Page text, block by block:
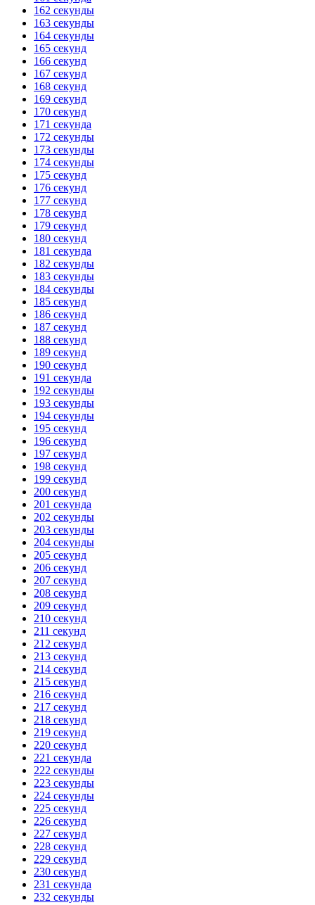
162 секунды
163 секунды
164 секунды
165 секунд
166 секунд
167 секунд
168 секунд
169 секунд
170 секунд
171 секунда
172 секунды
173 секунды
174 секунды
175 секунд
176 секунд
177 секунд
178 секунд
179 секунд
180 секунд
181 секунда
182 секунды
183 секунды
184 секунды
185 секунд
186 секунд
187 секунд
188 секунд
189 секунд
190 секунд
191 секунда
192 секунды
193 секунды
194 секунды
195 секунд
196 секунд
197 секунд
198 секунд
199 секунд
200 секунд
201 секунда
202 секунды
203 секунды
204 секунды
205 секунд
206 секунд
207 секунд
208 секунд
209 секунд
210 секунд
211 секунд
212 секунд
213 секунд
214 секунд
215 секунд
216 секунд
217 секунд
218 секунд
219 секунд
220 секунд
221 секунда
222 секунды
223 секунды
224 секунды
225 секунд
226 секунд
227 секунд
228 секунд
229 секунд
230 секунд
231 секунда
232 секунды